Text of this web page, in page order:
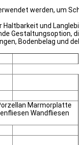
werden, um
und
Gestaltungsoption,
Bodenbelag
Marmorplatte
Wandfliesen